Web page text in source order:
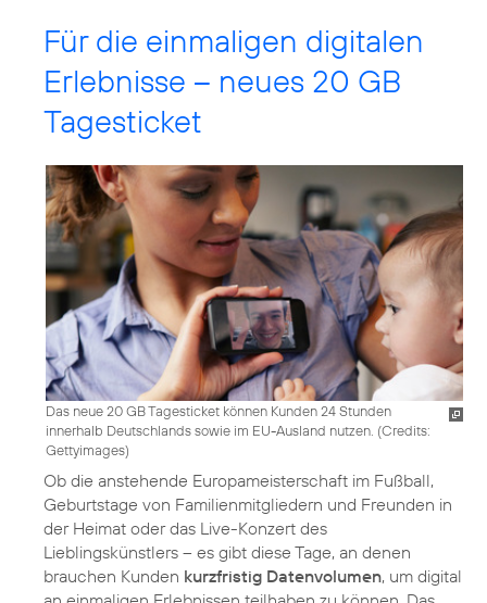
Für die einmaligen digitalen
Erlebnisse – neues 20 GB
Tagesticket
Das neue 20 GB Tagesticket können Kunden 24 Stunden
innerhalb Deutschlands sowie im EU-Ausland nutzen. (Credits:
Gettyimages)
Ob die anstehende Europameisterschaft im Fußball,
Geburtstage von Familienmitgliedern und Freunden in
der Heimat oder das Live-Konzert des
Lieblingskünstlers – es gibt diese Tage, an denen
brauchen Kunden kurzfristig Datenvolumen, um digital